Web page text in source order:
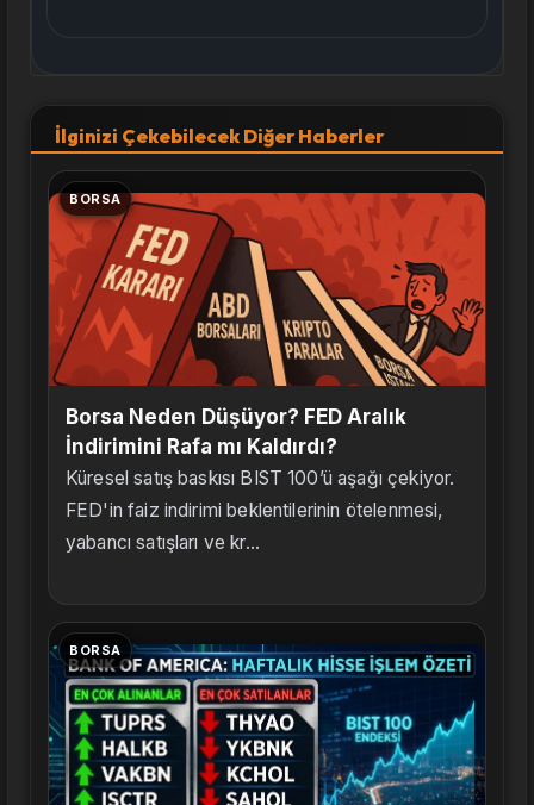
İlginizi Çekebilecek Diğer Haberler
BORSA
Borsa Neden Düşüyor? FED Aralık
İndirimini Rafa mı Kaldırdı?
Küresel satış baskısı BIST 100’ü aşağı çekiyor.
FED'in faiz indirimi beklentilerinin ötelenmesi,
yabancı satışları ve kr...
BORSA